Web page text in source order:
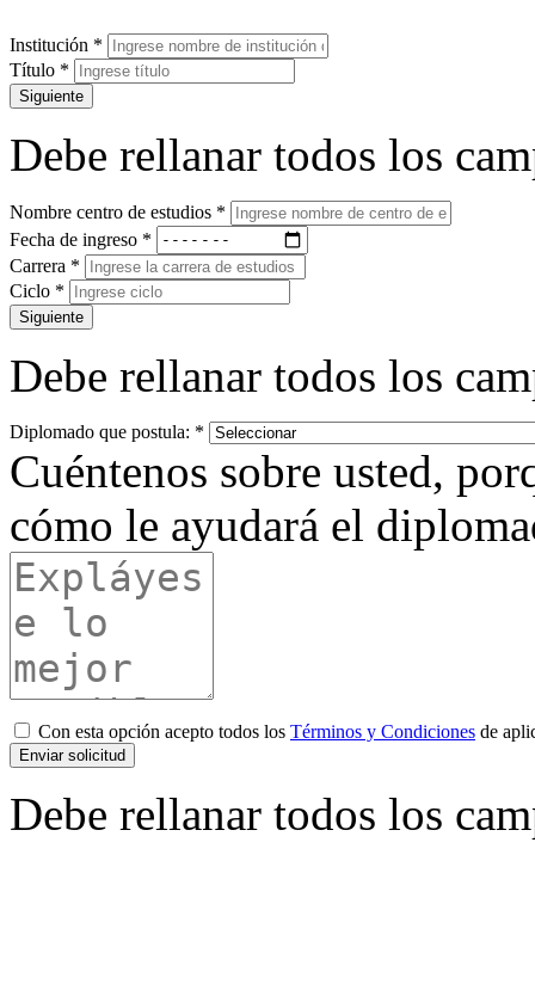
Institución *
Título *
Siguiente
Debe rellanar todos los
Nombre centro de estudios *
Fecha de ingreso *
Carrera *
Ciclo *
Siguiente
Debe rellanar todos los
Diplomado que postula: *
Cuéntenos sobre usted,
cómo le ayudará el
Con esta opción acepto todos los Términos y Condiciones de
Enviar solicitud
Debe rellanar todos los